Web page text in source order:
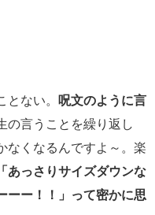
ない。
呪文のように言
の言うことを繰り返し
なくなるんですよ～。楽
「あっさりサイズダウンな
ーー！！」って密かに思